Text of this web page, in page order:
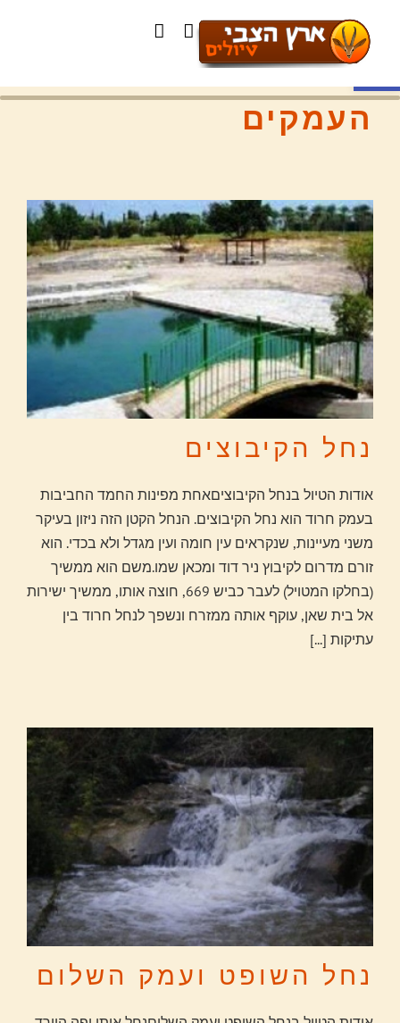
פתח סרגל נגישות
העמקים
נחל הקיבוצים
אודות הטיול בנחל הקיבוציםאחת מפינות החמד החביבות
בעמק חרוד הוא נחל הקיבוצים. הנחל הקטן הזה ניזון בעיקר
משני מעיינות, שנקראים עין חומה ועין מגדל ולא בכדי. הוא
זורם מדרום לקיבוץ ניר דוד ומכאן שמו.משם הוא ממשיך
(בחלקו המטויל) לעבר כביש 669, חוצה אותו, ממשיך ישירות
אל בית שאן, עוקף אותה ממזרח ונשפך לנחל חרוד בין
עתיקות [...]
נחל השופט ועמק השלום